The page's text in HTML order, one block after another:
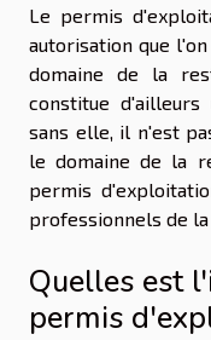
Le permis
autorisation que
domaine de la
constitue
sans elle, il n'est
le domaine de la
permis
professionnels de
Quelles est
permis